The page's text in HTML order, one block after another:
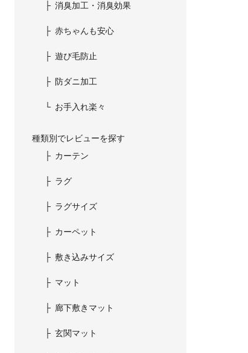
消臭加工・消臭効果
赤ちゃんも安心
遊び毛防止
防ダニ加工
お手入れ楽々
種類別でレビューを探す
カーテン
ラグ
ラグサイズ
カーペット
敷き込みサイズ
マット
廊下敷きマット
玄関マット